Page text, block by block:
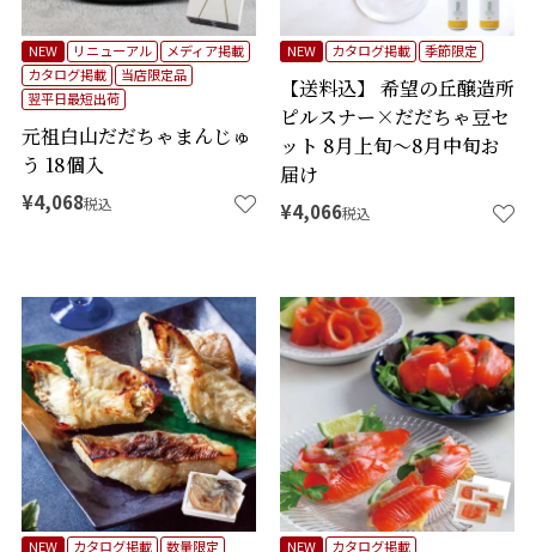
元祖白山だだちゃまんじゅ
う 18個入
NEW リニューアル
メディア掲載
カタログ掲載
当店限定品
翌平日最短出荷
¥4,068税込
【送料込】 希望の丘醸造所
ピルスナー×だだちゃ豆セ
ット 8月上旬～8月中旬お
届け
NEW カタログ掲載 季節限定
¥4,066税込
NEW カタログ掲載 数量限定 NEW カタログ掲載